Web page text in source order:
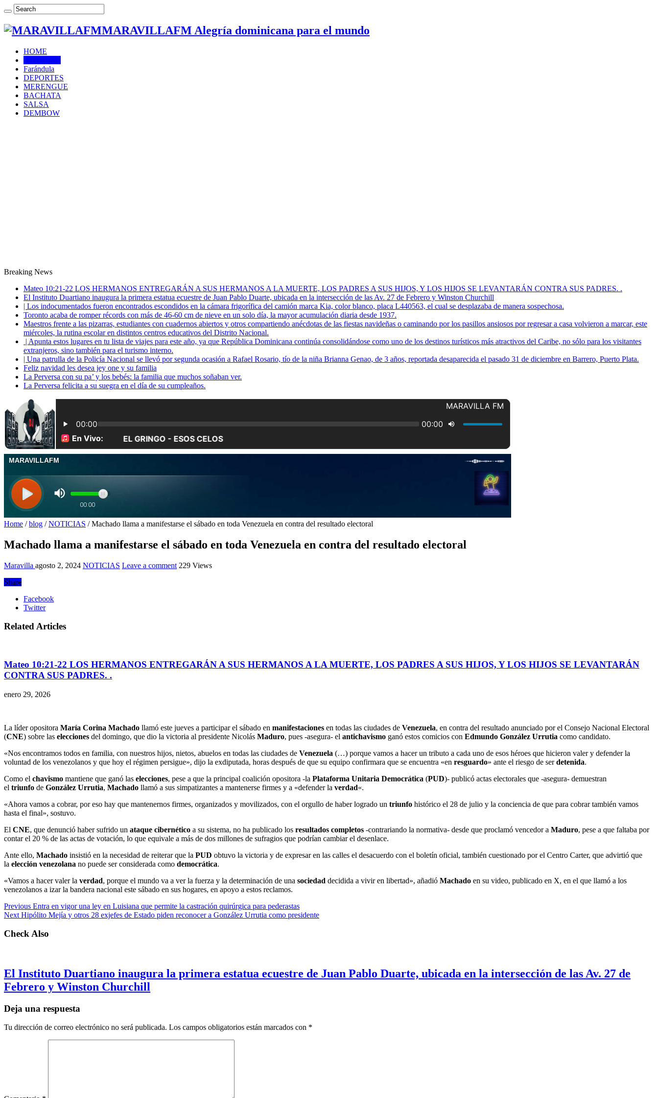
MARAVILLAFM Alegría dominicana para el mundo
HOME
Farándula
DEPORTES
MERENGUE
BACHATA
SALSA
DEMBOW
Breaking News
Mateo 10:21-22 LOS HERMANOS ENTREGARÁN A SUS HERMANOS A LA MUERTE, LOS PADRES A SUS HIJOS, Y LOS HIJOS SE LEVANTARÁN CONTRA SUS PADRES. .
El Instituto Duartiano inaugura la primera estatua ecuestre de Juan Pablo Duarte, ubicada en la intersección de las Av. 27 de Febrero y Winston Churchill
| Los indocumentados fueron encontrados escondidos en la cámara frigorífica del camión marca Kia, color blanco, placa L440563, el cual se desplazaba de manera sospechosa.
Toronto acaba de romper récords con más de 46-60 cm de nieve en un solo día, la mayor acumulación diaria desde 1937.
Maestros frente a las pizarras, estudiantes con cuadernos abiertos y otros compartiendo anécdotas de las fiestas navideñas o caminando por los pasillos ansiosos por regresar a casa volvieron a marcar, este
miércoles, la rutina escolar en distintos centros educativos del Distrito Nacional.
| Apunta estos lugares en tu lista de viajes para este año, ya que República Dominicana continúa consolidándose como uno de los destinos turísticos más atractivos del Caribe, no sólo para los visitantes
extranjeros, sino también para el turismo interno.
| Una patrulla de la Policía Nacional se llevó por segunda ocasión a Rafael Rosario, tío de la niña Brianna Genao, de 3 años, reportada desaparecida el pasado 31 de diciembre en Barrero, Puerto Plata.
Feliz navidad les desea jey one y su familia
La Perversa con su pa’ y los bebés: la familia que muchos soñaban ver.
La Perversa felicita a su suegra en el día de su cumpleaños.
Home / blog / NOTICIAS / Machado llama a manifestarse el sábado en toda Venezuela en contra del resultado electoral
Machado llama a manifestarse el sábado en toda Venezuela en contra del resultado electoral
Maravilla agosto 2, 2024 NOTICIAS Leave a comment 229 Views
Share
Facebook
Twitter
Related Articles
Mateo 10:21-22 LOS HERMANOS ENTREGARÁN A SUS HERMANOS A LA MUERTE, LOS PADRES A SUS HIJOS, Y LOS HIJOS SE LEVANTARÁN
CONTRA SUS PADRES. .
enero 29, 2026
La líder opositora María Corina Machado llamó este jueves a participar el sábado en manifestaciones en todas las ciudades de Venezuela, en contra del resultado anunciado por el Consejo Nacional Electoral
(CNE) sobre las elecciones del domingo, que dio la victoria al presidente Nicolás Maduro, pues -asegura- el antichavismo ganó estos comicios con Edmundo González Urrutia como candidato.
«Nos encontramos todos en familia, con nuestros hijos, nietos, abuelos en todas las ciudades de Venezuela (…) porque vamos a hacer un tributo a cada uno de esos héroes que hicieron valer y defender la
voluntad de los venezolanos y que hoy el régimen persigue», dijo la exdiputada, horas después de que su equipo confirmara que se encuentra «en resguardo» ante el riesgo de serdetenida.
Como el chavismo mantiene que ganó las elecciones, pese a que la principal coalición opositora -la Plataforma Unitaria Democrática (PUD)- publicó actas electorales que -asegura- demuestran
el triunfo de González Urrutia, Machado llamó a sus simpatizantes a mantenerse firmes y a «defender la verdad«.
«Ahora vamos a cobrar, por eso hay que mantenernos firmes, organizados y movilizados, con el orgullo de haber logrado un triunfo histórico el 28 de julio y la conciencia de que para cobrar también vamos
hasta el final», sostuvo.
El CNE, que denunció haber sufrido un ataque cibernético a su sistema, no ha publicado los resultados completos -contrariando la normativa- desde que proclamó vencedor a Maduro, pese a que faltaba por
contar el 20 % de las actas de votación, lo que equivale a más de dos millones de sufragios que podrían cambiar el desenlace.
Ante ello, Machado insistió en la necesidad de reiterar que la PUD obtuvo la victoria y de expresar en las calles el desacuerdo con el boletín oficial, también cuestionado por el Centro Carter, que advirtió que
la elección venezolana no puede ser considerada como democrática.
«Vamos a hacer valer la verdad, porque el mundo va a ver la fuerza y la determinación de una sociedad decidida a vivir en libertad», añadió Machado en su video, publicado en X, en el que llamó a los
venezolanos a izar la bandera nacional este sábado en sus hogares, en apoyo a estos reclamos.
Previous Entra en vigor una ley en Luisiana que permite la castración quirúrgica para pederastas
Next Hipólito Mejía y otros 28 exjefes de Estado piden reconocer a González Urrutia como presidente
Check Also
El Instituto Duartiano inaugura la primera estatua ecuestre de Juan Pablo Duarte, ubicada en la intersección de las Av. 27 de
Febrero y Winston Churchill
Deja una respuesta
Tu dirección de correo electrónico no será publicada. Los campos obligatorios están marcados con *